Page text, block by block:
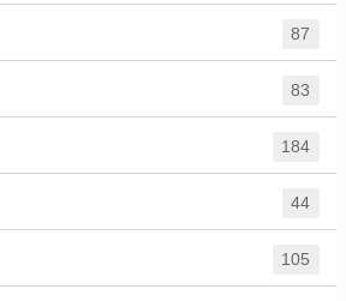
87
83
184
44
105